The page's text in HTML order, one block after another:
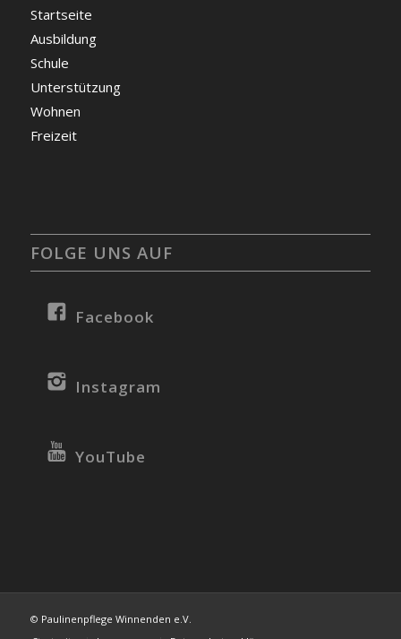
Startseite
Ausbildung
Schule
Unterstützung
Wohnen
Freizeit
FOLGE UNS AUF
Facebook
Instagram
YouTube
© Paulinenpflege Winnenden e.V.